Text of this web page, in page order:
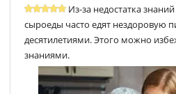
Из-за недостатка
сыроеды часто едят нездоровую
десятилетиями. Этого можно
знаниями.